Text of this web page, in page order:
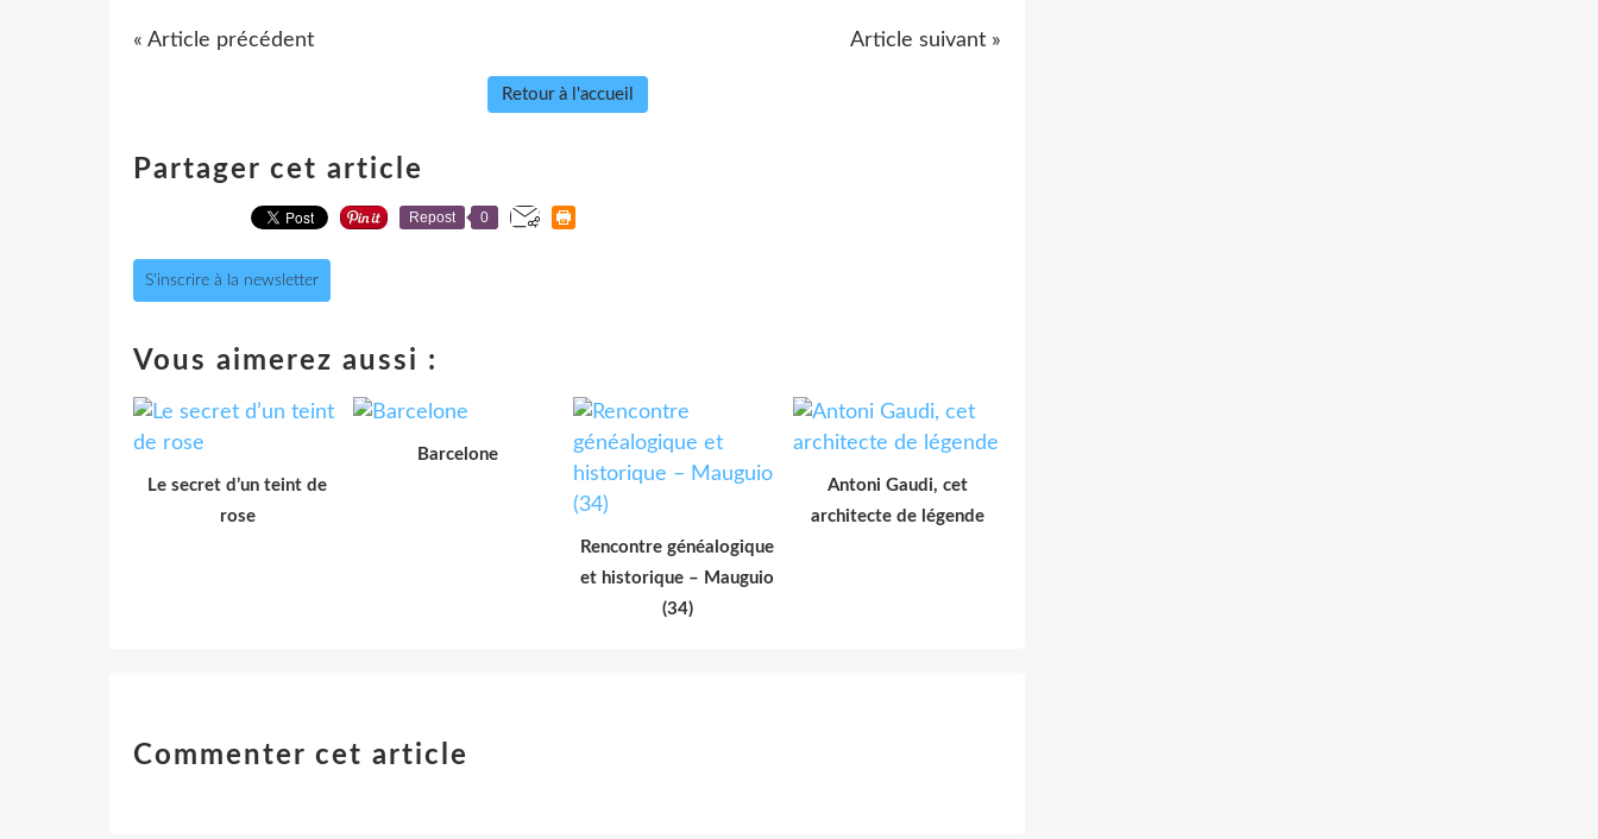
« Article précédent Article suivant »
Retour à l'accueil
Partager cet article
Repost 0
S'inscrire à la newsletter
Vous aimerez aussi :
Le secret d’un teint de
rose
Barcelone
Rencontre généalogique
et historique – Mauguio
(34)
Antoni Gaudi, cet
architecte de légende
Commenter cet article